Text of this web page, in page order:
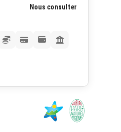
Nous consulter